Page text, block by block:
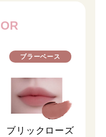
ブラーベース
ブリックローズ